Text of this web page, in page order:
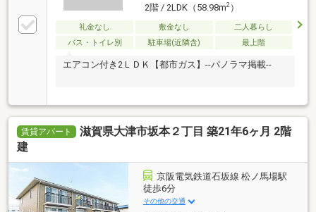
2階 / 2LDK（58.98m2）
礼金なし 敷金なし
二人暮らし
バス・トイレ別
駐車場(近隣含) 最上階
エアコン付き2ＬＤＫ【都市ガス】--パノラマ掲載--
賃貸アパート
滋賀県大津市坂本２丁目 築21年6ヶ月 2階
建
京阪電気鉄道石坂線 松ノ馬場駅
徒歩6分
その他の交通